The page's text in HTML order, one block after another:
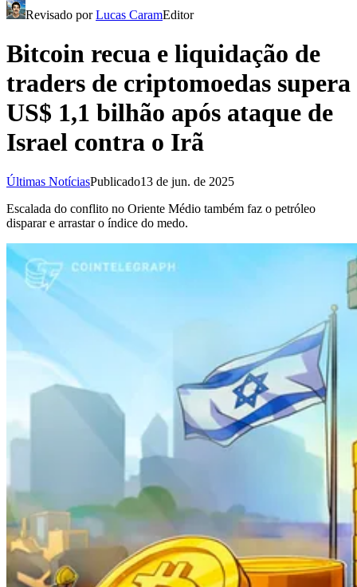
Revisado porLucas CaramEditor
Bitcoin recua e liquidação de
traders de criptomoedas supera
US$ 1,1 bilhão após ataque de
Israel contra o Irã
Últimas NotíciasPublicado13 de jun. de 2025
Escalada do conflito no Oriente Médio também faz o petróleo
disparar e arrastar o índice do medo.